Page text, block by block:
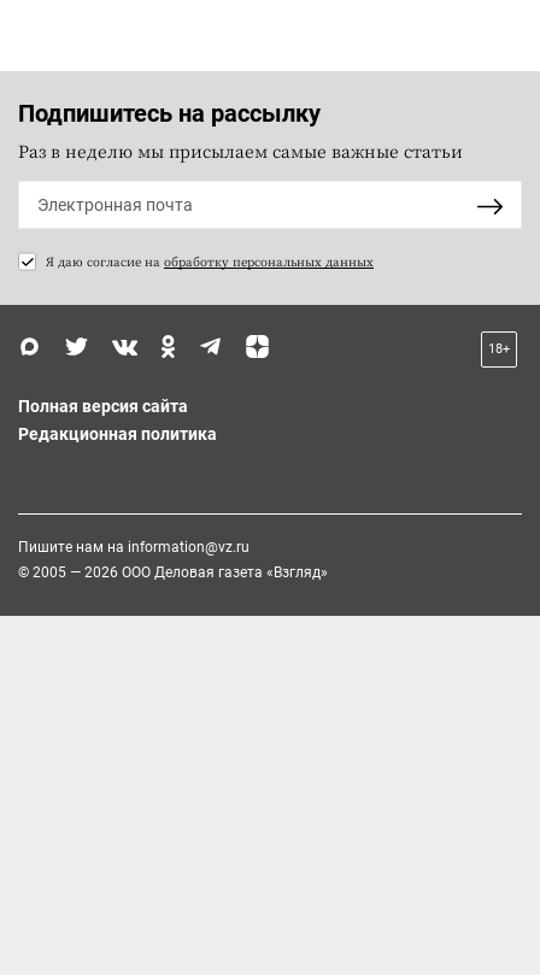
Подпишитесь на рассылку
Раз в неделю мы присылаем самые важные статьи
Я даю согласие на обработку персональных данных
18+
Полная версия сайта
Редакционная политика
Пишите нам на information@vz.ru
© 2005 — 2026 ООО Деловая газета «Взгляд»